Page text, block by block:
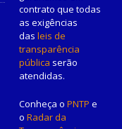
contrato que todas
as exigências
das leis de
transparência
pública serão
atendidas.
Conheça o PNTP e
o Radar da